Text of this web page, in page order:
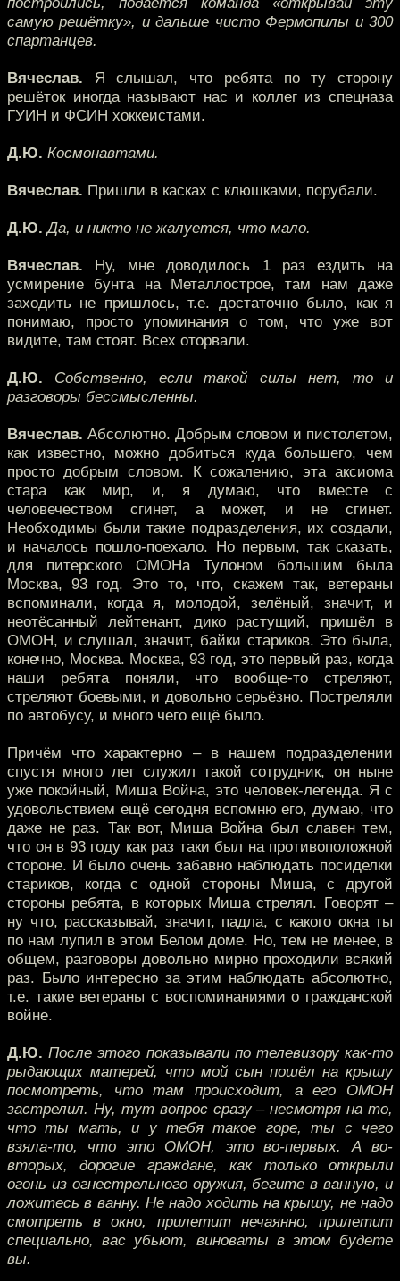
самую решётку», и дальше чисто Фермопилы и 300
спартанцев.
Вячеслав. Я слышал, что ребята по ту сторону
решёток иногда называют нас и коллег из спецназа
ГУИН и ФСИН хоккеистами.
Д.Ю. Космонавтами.
Вячеслав. Пришли в касках с клюшками, порубали.
Д.Ю. Да, и никто не жалуется, что мало.
Вячеслав. Ну, мне доводилось 1 раз ездить на
усмирение бунта на Металлострое, там нам даже
заходить не пришлось, т.е. достаточно было, как я
понимаю, просто упоминания о том, что уже вот
видите, там стоят. Всех оторвали.
Д.Ю. Собственно, если такой силы нет, то и
разговоры бессмысленны.
Вячеслав. Абсолютно. Добрым словом и пистолетом,
как известно, можно добиться куда большего, чем
просто добрым словом. К сожалению, эта аксиома
стара как мир, и, я думаю, что вместе с
человечеством сгинет, а может, и не сгинет.
Необходимы были такие подразделения, их создали,
и началось пошло-поехало. Но первым, так сказать,
для питерского ОМОНа Тулоном большим была
Москва, 93 год. Это то, что, скажем так, ветераны
вспоминали, когда я, молодой, зелёный, значит, и
неотёсанный лейтенант, дико растущий, пришёл в
ОМОН, и слушал, значит, байки стариков. Это была,
конечно, Москва. Москва, 93 год, это первый раз, когда
наши ребята поняли, что вообще-то стреляют,
стреляют боевыми, и довольно серьёзно. Постреляли
по автобусу, и много чего ещё было.
Причём что характерно – в нашем подразделении
спустя много лет служил такой сотрудник, он ныне
уже покойный, Миша Война, это человек-легенда. Я с
удовольствием ещё сегодня вспомню его, думаю, что
даже не раз. Так вот, Миша Война был славен тем,
что он в 93 году как раз таки был на противоположной
стороне. И было очень забавно наблюдать посиделки
стариков, когда с одной стороны Миша, с другой
стороны ребята, в которых Миша стрелял. Говорят –
ну что, рассказывай, значит, падла, с какого окна ты
по нам лупил в этом Белом доме. Но, тем не менее, в
общем, разговоры довольно мирно проходили всякий
раз. Было интересно за этим наблюдать абсолютно,
т.е. такие ветераны с воспоминаниями о гражданской
войне.
Д.Ю. После этого показывали по телевизору как-то
рыдающих матерей, что мой сын пошёл на крышу
посмотреть, что там происходит, а его ОМОН
застрелил. Ну, тут вопрос сразу – несмотря на то,
что ты мать, и у тебя такое горе, ты с чего
взяла-то, что это ОМОН, это во-первых. А во-
вторых, дорогие граждане, как только открыли
огонь из огнестрельного оружия, бегите в ванную, и
ложитесь в ванну. Не надо ходить на крышу, не надо
смотреть в окно, прилетит нечаянно, прилетит
специально, вас убьют, виноваты в этом будете
вы.